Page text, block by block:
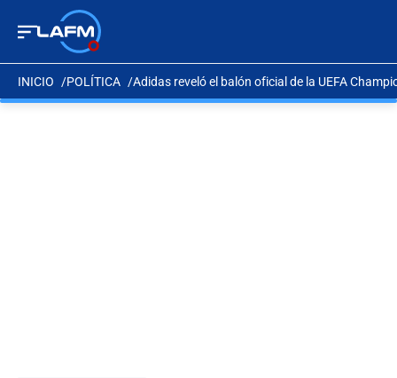
INICIO POLÍTICA Adidas reveló el balón oficial de la UEFA